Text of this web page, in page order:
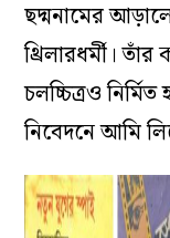
ছদ্মনামের
থ্রিলারধর্মী।
চলচ্চিত্রও
নিবেদনে আমি